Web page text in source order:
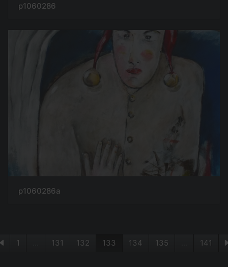
p1060286
p1060286a
1 131 132 133 134 135 141